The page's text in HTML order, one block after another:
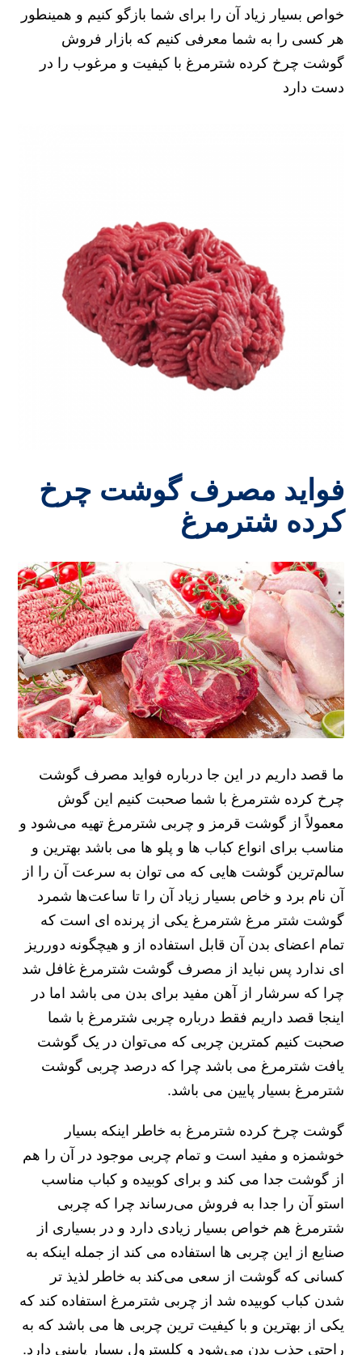
خواص بسیار زیاد آن را برای شما بازگو کنیم و همینطور
هر کسی را به شما معرفی کنیم که بازار فروش
گوشت چرخ کرده شترمرغ با کیفیت و مرغوب را در
دست دارد
فواید مصرف گوشت چرخ
کرده شترمرغ
ما قصد داریم در این جا درباره فواید مصرف گوشت
چرخ کرده شترمرغ با شما صحبت کنیم این گوش
معمولاً از گوشت قرمز و چربی شترمرغ تهیه می‌شود و
مناسب برای انواع کباب ها و پلو ها می باشد بهترین و
سالم‌ترین گوشت هایی که می توان به سرعت آن را از
آن نام برد و خاص بسیار زیاد آن را تا ساعت‌ها شمرد
گوشت شتر مرغ شترمرغ یکی از پرنده ای است که
تمام اعضای بدن آن قابل استفاده از و هیچگونه دورریز
ای ندارد پس نباید از مصرف گوشت شترمرغ غافل شد
چرا که سرشار از آهن مفید برای بدن می باشد اما در
اینجا قصد داریم فقط درباره چربی شترمرغ با شما
صحبت کنیم کمترین چربی که می‌توان در یک گوشت
یافت شترمرغ می باشد چرا که درصد چربی گوشت
شترمرغ بسیار پایین می باشد.
گوشت چرخ کرده شترمرغ به خاطر اینکه بسیار
خوشمزه و مفید است و تمام چربی موجود در آن را هم
از گوشت جدا می کند و برای کوبیده و کباب مناسب
استو آن را جدا به فروش می‌رساند چرا که چربی
شترمرغ هم خواص بسیار زیادی دارد و در بسیاری از
صنایع از این چربی ها استفاده می کند از جمله اینکه به
کسانی که گوشت از سعی می‌کند به خاطر لذیذ تر
شدن کباب کوبیده شد از چربی شترمرغ استفاده کند که
یکی از بهترین و با کیفیت ترین چربی ها می باشد که به
راحتی جذب بدن می‌شود و کلسترول بسیار پایینی دارد.